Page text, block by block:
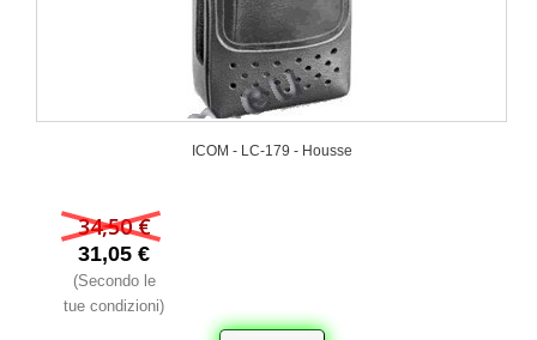
ICOM - LC-179 - Housse
34,50 €
31,05 €
(Secondo le
tue condizioni)